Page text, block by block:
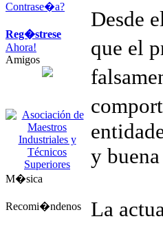
Contrase�a?
Reg�strese
Ahora!
Amigos
M�sica
Recomi�ndenos
Desde
que el
y
La